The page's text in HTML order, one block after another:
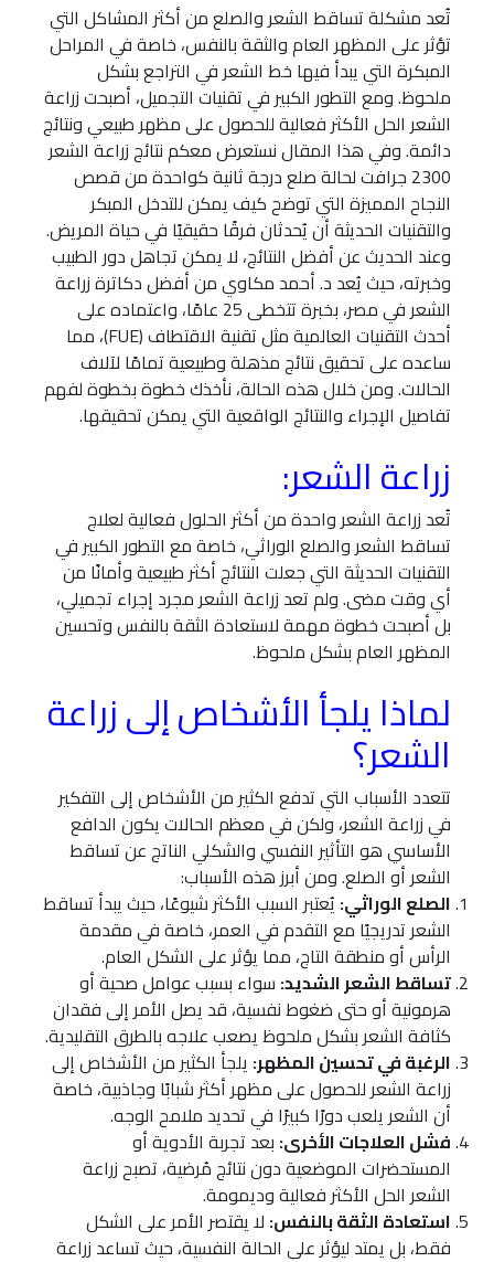
تُعد مشكلة تساقط الشعر والصلع من أكثر المشاكل التي
تؤثر على المظهر العام والثقة بالنفس، خاصة في المراحل
المبكرة التي يبدأ فيها خط الشعر في التراجع بشكل
ملحوظ. ومع التطور الكبير في تقنيات التجميل، أصبحت زراعة
الشعر الحل الأكثر فعالية للحصول على مظهر طبيعي ونتائج
دائمة. وفي هذا المقال نستعرض معكم نتائج زراعة الشعر
2300 جرافت لحالة صلع درجة ثانية كواحدة من قصص
النجاح المميزة التي توضح كيف يمكن للتدخل المبكر
والتقنيات الحديثة أن يُحدثان فرقًا حقيقيًا في حياة المريض.
وعند الحديث عن أفضل النتائج، لا يمكن تجاهل دور الطبيب
وخبرته، حيث يُعد د. أحمد مكاوي من أفضل دكاترة زراعة
الشعر في مصر، بخبرة تتخطى 25 عامًا، واعتماده على
أحدث التقنيات العالمية مثل تقنية الاقتطاف (FUE)، مما
ساعده على تحقيق نتائج مذهلة وطبيعية تمامًا لآلاف
الحالات. ومن خلال هذه الحالة، نأخذك خطوة بخطوة لفهم
تفاصيل الإجراء والنتائج الواقعية التي يمكن تحقيقها.
زراعة الشعر:
تُعد زراعة الشعر واحدة من أكثر الحلول فعالية لعلاج
تساقط الشعر والصلع الوراثي، خاصة مع التطور الكبير في
التقنيات الحديثة التي جعلت النتائج أكثر طبيعية وأمانًا من
أي وقت مضى. ولم تعد زراعة الشعر مجرد إجراء تجميلي،
بل أصبحت خطوة مهمة لاستعادة الثقة بالنفس وتحسين
المظهر العام بشكل ملحوظ.
لماذا يلجأ الأشخاص إلى زراعة
الشعر؟
تتعدد الأسباب التي تدفع الكثير من الأشخاص إلى التفكير
في زراعة الشعر، ولكن في معظم الحالات يكون الدافع
الأساسي هو التأثير النفسي والشكلي الناتج عن تساقط
الشعر أو الصلع. ومن أبرز هذه الأسباب:
الصلع الوراثي: يُعتبر السبب الأكثر شيوعًا، حيث يبدأ تساقط
الشعر تدريجيًا مع التقدم في العمر، خاصة في مقدمة
الرأس أو منطقة التاج، مما يؤثر على الشكل العام.
تساقط الشعر الشديد: سواء بسبب عوامل صحية أو
هرمونية أو حتى ضغوط نفسية، قد يصل الأمر إلى فقدان
كثافة الشعر بشكل ملحوظ يصعب علاجه بالطرق التقليدية.
الرغبة في تحسين المظهر: يلجأ الكثير من الأشخاص إلى
زراعة الشعر للحصول على مظهر أكثر شبابًا وجاذبية، خاصة
أن الشعر يلعب دورًا كبيرًا في تحديد ملامح الوجه.
فشل العلاجات الأخرى: بعد تجربة الأدوية أو
المستحضرات الموضعية دون نتائج مُرضية، تصبح زراعة
الشعر الحل الأكثر فعالية وديمومة.
استعادة الثقة بالنفس: لا يقتصر الأمر على الشكل
فقط، بل يمتد ليؤثر على الحالة النفسية، حيث تساعد زراعة